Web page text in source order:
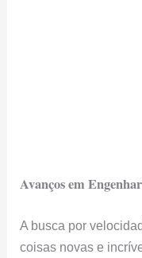
Avanços em
A busca por
coisas novas e